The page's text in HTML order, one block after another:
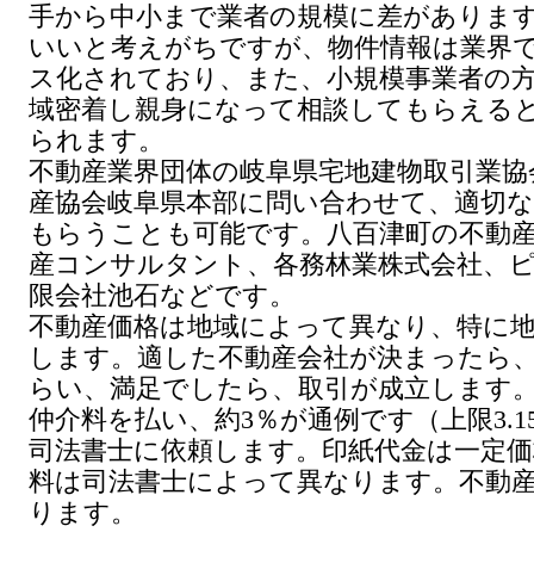
手から中小まで業者の規模に差がありま
いいと考えがちですが、物件情報は業界
ス化されており、また、小規模事業者の
域密着し親身になって相談してもらえる
られます。
不動産業界団体の岐阜県宅地建物取引業
産協会岐阜県本部に問い合わせて、適切
もらうことも可能です。八百津町の不動
産コンサルタント、各務林業株式会社、
限会社池石などです。
不動産価格は地域によって異なり、特に
します。適した不動産会社が決まったら
らい、満足でしたら、取引が成立します
仲介料を払い、約3％が通例です（上限
司法書士に依頼します。印紙代金は一定
料は司法書士によって異なります。不動
ります。